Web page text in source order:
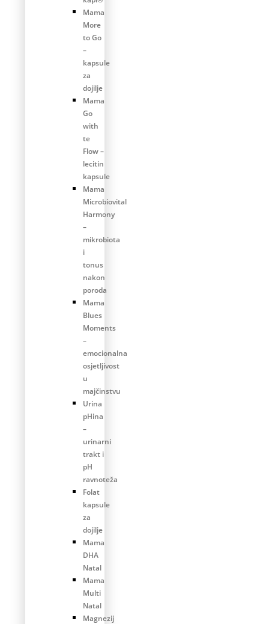
Mama
More
to Go
–
kapsule
za
dojilje
Mama
Go
with
te
Flow –
lecitin
kapsule
Mama
Microbiovital
Harmony
–
mikrobiota
i
tonus
nakon
poroda
Mama
Blues
Moments
–
emocionalna
osjetljivost
u
majčinstvu
Urina
pHina
–
urinarni
trakt i
pH
ravnoteža
Folat
kapsule
za
dojilje
Mama
DHA
Natal
Mama
Multi
Natal
Magnezij